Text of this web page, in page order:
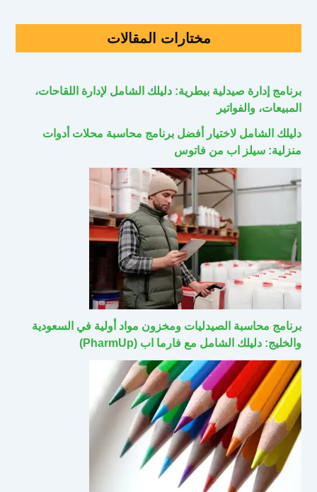
مختارات المقالات
برنامج إدارة صيدلية بيطرية: دليلك الشامل لإدارة اللقاحات،
المبيعات، والفواتير
دليلك الشامل لاختيار أفضل برنامج محاسبة محلات أدوات
منزلية: سيلز اب من فاتوس
برنامج محاسبة الصيدليات ومخزون مواد أولية في السعودية
والخليج: دليلك الشامل مع فارما اب (PharmUp)